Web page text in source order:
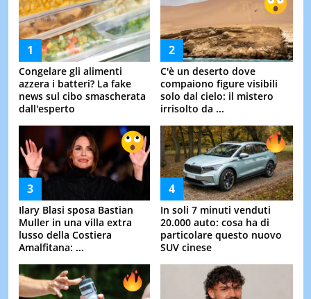
Congelare gli alimenti
azzera i batteri? La fake
news sul cibo smascherata
dall'esperto
C'è un deserto dove
compaiono figure visibili
solo dal cielo: il mistero
irrisolto da ...
Ilary Blasi sposa Bastian
Muller in una villa extra
lusso della Costiera
Amalfitana: ...
In soli 7 minuti venduti
20.000 auto: cosa ha di
particolare questo nuovo
SUV cinese